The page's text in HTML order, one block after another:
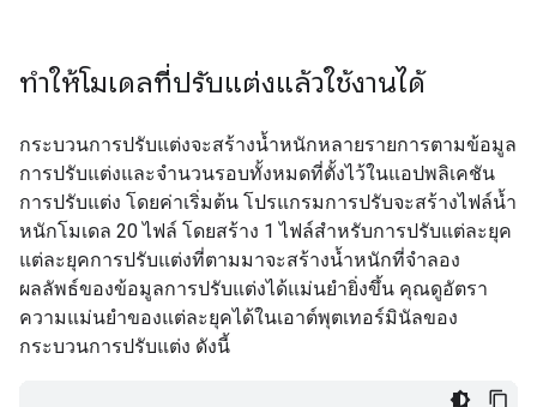
ทำให้โมเดลที่ปรับแต่งแล้วใช้งานได้
กระบวนการปรับแต่งจะสร้างน้ำหนักหลายรายการตามข้อมูล
การปรับแต่งและจํานวนรอบทั้งหมดที่ตั้งไว้ในแอปพลิเคชัน
การปรับแต่ง โดยค่าเริ่มต้น โปรแกรมการปรับจะสร้างไฟล์น้ำ
หนักโมเดล 20 ไฟล์ โดยสร้าง 1 ไฟล์สำหรับการปรับแต่ละยุค
แต่ละยุคการปรับแต่งที่ตามมาจะสร้างน้ำหนักที่จำลอง
ผลลัพธ์ของข้อมูลการปรับแต่งได้แม่นยำยิ่งขึ้น คุณดูอัตรา
ความแม่นยำของแต่ละยุคได้ในเอาต์พุตเทอร์มินัลของ
กระบวนการปรับแต่ง ดังนี้